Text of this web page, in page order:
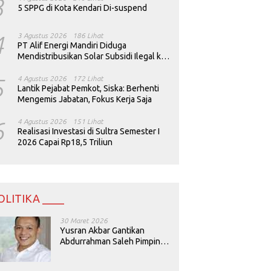
5 SPPG di Kota Kendari Di-suspend
3 Agustus 2026 186 Lihat
PT Alif Energi Mandiri Diduga
Mendistribusikan Solar Subsidi Ilegal ke
4 Agustus 2026 172 Lihat
Lantik Pejabat Pemkot, Siska: Berhenti
Mengemis Jabatan, Fokus Kerja Saja
4 Agustus 2026 151 Lihat
Realisasi Investasi di Sultra Semester I
2026 Capai Rp18,5 Triliun
____
30 Maret 2026
Yusran Akbar Gantikan
Abdurrahman Saleh Pimpin